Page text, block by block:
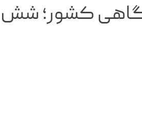
کشور؛